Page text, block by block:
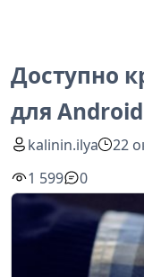
Доступно
для
kalinin.ilya
22
1 599
0